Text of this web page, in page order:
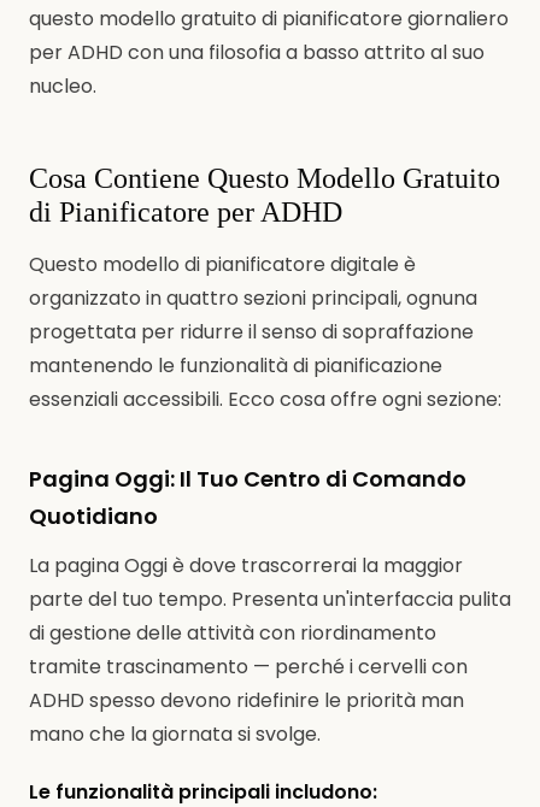
questo modello gratuito di pianificatore giornaliero
per ADHD con una filosofia a basso attrito al suo
nucleo.
Cosa Contiene Questo Modello Gratuito
di Pianificatore per ADHD
Questo modello di pianificatore digitale è
organizzato in quattro sezioni principali, ognuna
progettata per ridurre il senso di sopraffazione
mantenendo le funzionalità di pianificazione
essenziali accessibili. Ecco cosa offre ogni sezione:
Pagina Oggi: Il Tuo Centro di Comando
Quotidiano
La pagina Oggi è dove trascorrerai la maggior
parte del tuo tempo. Presenta un'interfaccia pulita
di gestione delle attività con riordinamento
tramite trascinamento — perché i cervelli con
ADHD spesso devono ridefinire le priorità man
mano che la giornata si svolge.
Le funzionalità principali includono: